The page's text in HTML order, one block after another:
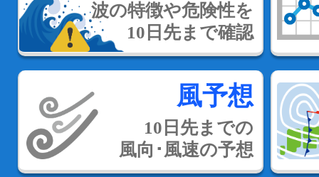
波の特徴や危険性を
10日先まで確認
風予想
10日先までの
風向･風速の予想